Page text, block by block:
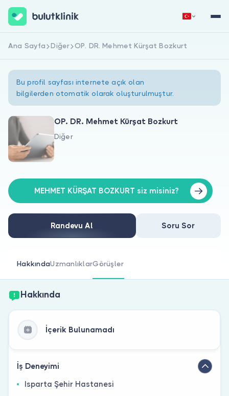
Hakkımızda
Doktorlar için
Doktor musunuz?
Hemen Kaydol Giriş Yap
Ana Sayfa Diğer OP. DR. Mehmet Kürşat Bozkurt
Bu profil sayfası internete açık olan
bilgilerden otomatik olarak oluşturulmuştur.
OP. DR. Mehmet Kürşat Bozkurt
Diğer
MEHMET KÜRŞAT BOZKURT siz misiniz?
Randevu Al Soru Sor
HakkındaUzmanlıklarGörüşler
Hakkında
İçerik Bulunamadı
İş Deneyimi
Isparta Şehir Hastanesi